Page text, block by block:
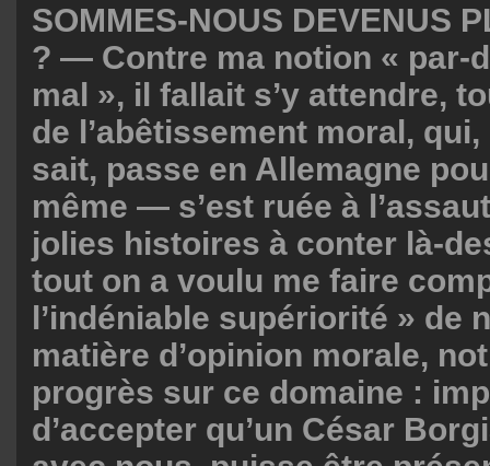
SOMMES-NOUS DEVENUS
? — Contre ma notion « par-
mal », il fallait s’y attendre,
de l’abêtissement moral,
sait, passe en Allemagne
même — s’est ruée à
jolies histoires à conter là-
tout on a voulu me faire
l’indéniable supériorité » de
matière d’opinion morale,
progrès sur ce domaine :
d’accepter qu’un César